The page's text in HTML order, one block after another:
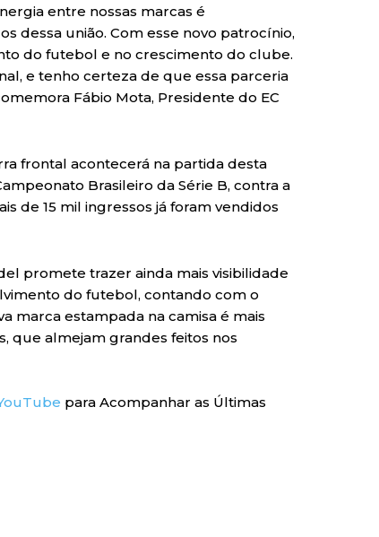
entre nossas marcas é
dessa união. Com esse novo patrocínio,
do futebol e no crescimento do clube.
e tenho certeza de que essa parceria
Fábio Mota, Presidente do EC
frontal acontecerá na partida desta
Brasileiro da Série B, contra a
de 15 mil ingressos já foram vendidos
promete trazer ainda mais visibilidade
do futebol, contando com o
marca estampada na camisa é mais
que almejam grandes feitos nos
para Acompanhar as Últimas